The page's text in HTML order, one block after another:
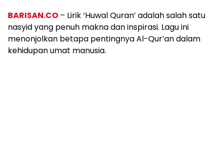
BARISAN.CO – Lirik ‘Huwal Quran’ adalah salah satu
nasyid yang penuh makna dan inspirasi. Lagu ini
menonjolkan betapa pentingnya Al-Qur’an dalam
kehidupan umat manusia.